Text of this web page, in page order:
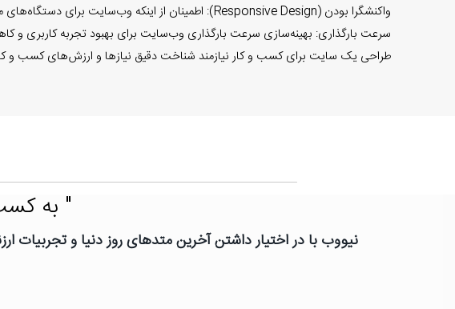
واکنشگرا بودن (Responsive Design): اطمینان از اینکه وب‌سایت برای دستگاه‌های مختلف مانند کامپیوترها، تبلت‌ها و گوشی‌های هوشمند به درستی نمایش داده می‌شود.
سرعت بارگذاری: بهینه‌سازی سرعت بارگذاری وب‌سایت برای بهبود تجربه کاربری و
طراحی یک سایت برای کسب و کار نیازمند شناخت دقیق نیازها و ارزش‌های کسب و
" به
نیووب با در اختیار داشتن آخرین متدهای روز دنیا و تجربیات